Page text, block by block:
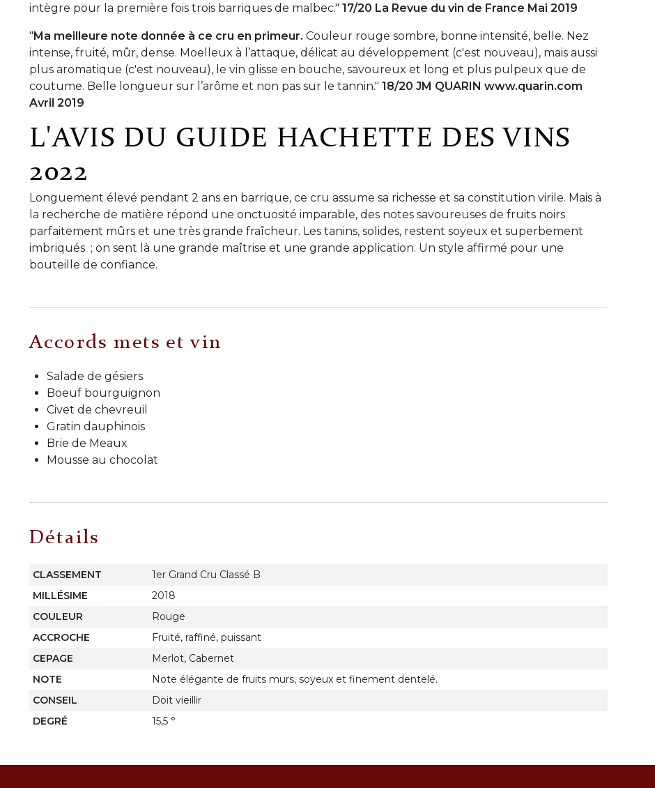
intègre pour la première fois trois barriques de malbec." 17/20 La Revue du vin de France Mai 2019
"Ma meilleure note donnée à ce cru en primeur. Couleur rouge sombre, bonne intensité, belle. Nez
intense, fruité, mûr, dense. Moelleux à l’attaque, délicat au développement (c'est nouveau), mais aussi
plus aromatique (c'est nouveau), le vin glisse en bouche, savoureux et long et plus pulpeux que de
coutume. Belle longueur sur l’arôme et non pas sur le tannin." 18/20 JM QUARIN www.quarin.com
Avril 2019
L'AVIS DU GUIDE HACHETTE DES VINS
2022
Longuement élevé pendant 2 ans en barrique, ce cru assume sa richesse et sa constitution virile. Mais à
la recherche de matière répond une onctuosité imparable, des notes savoureuses de fruits noirs
parfaitement mûrs et une très grande fraîcheur. Les tanins, solides, restent soyeux et superbement
imbriqués ; on sent là une grande maîtrise et une grande application. Un style affirmé pour une
bouteille de confiance.
Accords mets et vin
Salade de gésiers
Boeuf bourguignon
Civet de chevreuil
Gratin dauphinois
Brie de Meaux
Mousse au chocolat
Détails
CLASSEMENT
1er Grand Cru Classé B
MILLÉSIME
2018
COULEUR
Rouge
ACCROCHE
Fruité, raffiné, puissant
CEPAGE
Merlot, Cabernet
NOTE
Note élégante de fruits murs, soyeux et finement dentelé.
CONSEIL
Doit vieillir
DEGRÉ
15,5 °